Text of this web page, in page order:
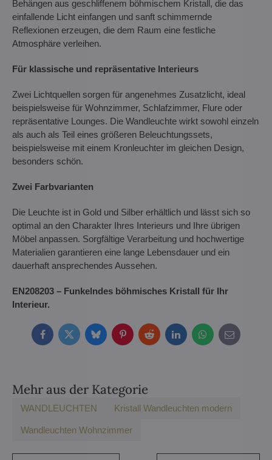
Behängen aus geschliffenem böhmischem Kristall, die das
einfallende Licht einfangen und sanft schimmernde
Reflexionen erzeugen, die dem Raum eine festliche
Atmosphäre verleihen.
Für klassische und repräsentative Interieurs
Zwei Lichtquellen sorgen für angenehmes Zusatzlicht, ideal
beispielsweise für Wohnzimmer, Schlafzimmer, Flure oder
repräsentative Lounges. Die Wandleuchte wirkt sowohl einzeln
als auch als Teil eines größeren Beleuchtungssets,
beispielsweise mit einem Kronleuchter im gleichen Design,
besonders schön.
Zwei Farbvarianten
Die Leuchte ist in Gold und Silber erhältlich und lässt sich so
optimal an den Charakter Ihres Interieurs und Ihre übrigen
Möbel anpassen. Sorgfältige Verarbeitung und hochwertige
Materialien garantieren eine lange Lebensdauer und ein
dauerhaft ansprechendes Aussehen.
EN208203 – Funkelndes böhmisches Kristall für Ihr
Interieur.
FacebookTwitterBlueskyPinterestRedditLinkedInWhatsApp
E-
mail
Mehr aus der Kategorie
WANDLEUCHTEN Kristall Wandleuchten modern
Wandleuchten Wohnzimmer